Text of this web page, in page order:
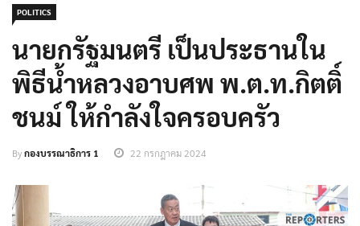
POLITICS
นายกรัฐมนตรี เป็นประธานใน
พิธีน้ำหลวงอาบศพ พ.ต.ท.กิตติ์
ชนม์ ให้กำลังใจครอบครัว
Byกองบรรณาธิการ 1 22 กรกฎาคม 2024